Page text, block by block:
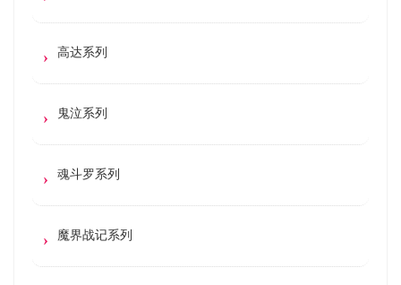
高达系列
鬼泣系列
魂斗罗系列
魔界战记系列